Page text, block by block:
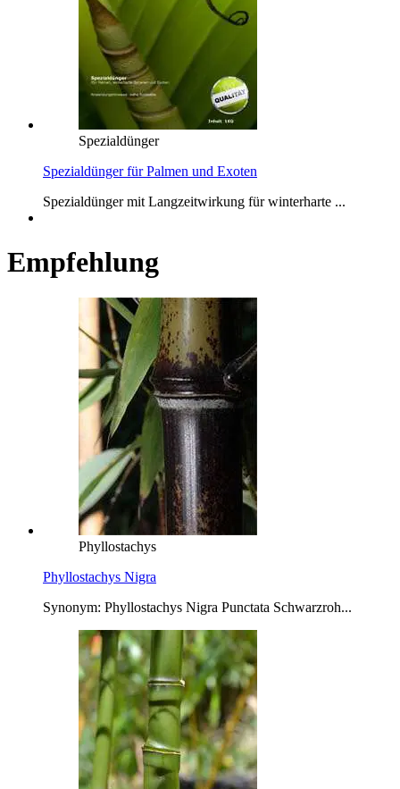
Spezialdünger
Spezialdünger für Palmen und Exoten
Spezialdünger mit Langzeitwirkung für winterharte ...
Empfehlung
Phyllostachys
Phyllostachys Nigra
Synonym: Phyllostachys Nigra Punctata Schwarzroh...